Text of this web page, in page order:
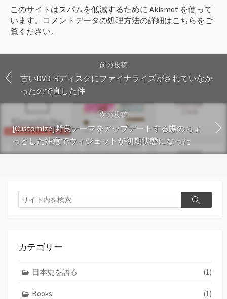
このサイトはスパムを低減するために Akismet を使って
います。 コメントデータの処理方法の詳細はこちらをご
覧ください。
前の投稿
古いDVD-Rディスクにファイナライズがされていなか
ったので直した件
次の投稿
[Customize]野良テーマをアップデートする際のちょ
っとした注意でウィジェットが初期状態になった
検
索
検
カテゴリー
日本史を語る (1)
Books (1)